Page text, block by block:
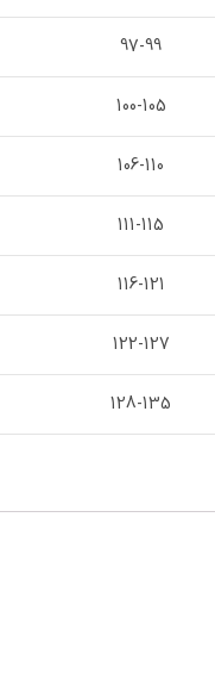
97-99
100-105
106-110
111-115
116-121
122-127
128-135